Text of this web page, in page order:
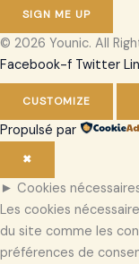
SIGN ME UP
© 2026 Younic. All
Facebook-f Twitter
CUSTOMIZE
Propulsé par
✖
► Cookies
Les cookies
du site comme les
préférences de